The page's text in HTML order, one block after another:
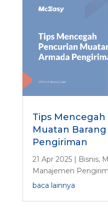
Tips
Muatan
Pengiriman
21 Apr 2025| Bisnis,
Manajemen
baca lainnya